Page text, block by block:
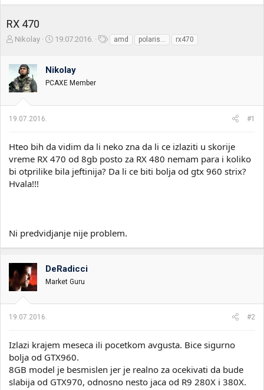
RX 470
Z
e
t
n
t
m
Nikolay
D
u
m
t
a
j
19.07.2016. amd polaris... rx470
Nikolay
PCAXE Member
19.07.2016. #1
Hteo bih da vidim da li neko zna da li ce izlaziti u skorije
vreme RX 470 od 8gb posto za RX 480 nemam para i koliko
bi otprilike bila jeftinija? Da li ce biti bolja od gtx 960 strix?
Hvala!!!
Ni predvidjanje nije problem.
DeRadicci
Market Guru
19.07.2016. #2
Izlazi krajem meseca ili pocetkom avgusta. Bice sigurno
bolja od GTX960.
8GB model je besmislen jer je realno za ocekivati da bude
slabija od GTX970, odnosno nesto jaca od R9 280X i 380X.